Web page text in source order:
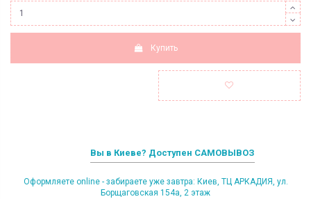
Купить
Вы в Киеве? Доступен САМОВЫВОЗ
Оформляете online - забираете уже завтра: Киев, ТЦ АРКАДИЯ, ул.
Борщаговская 154а, 2 этаж